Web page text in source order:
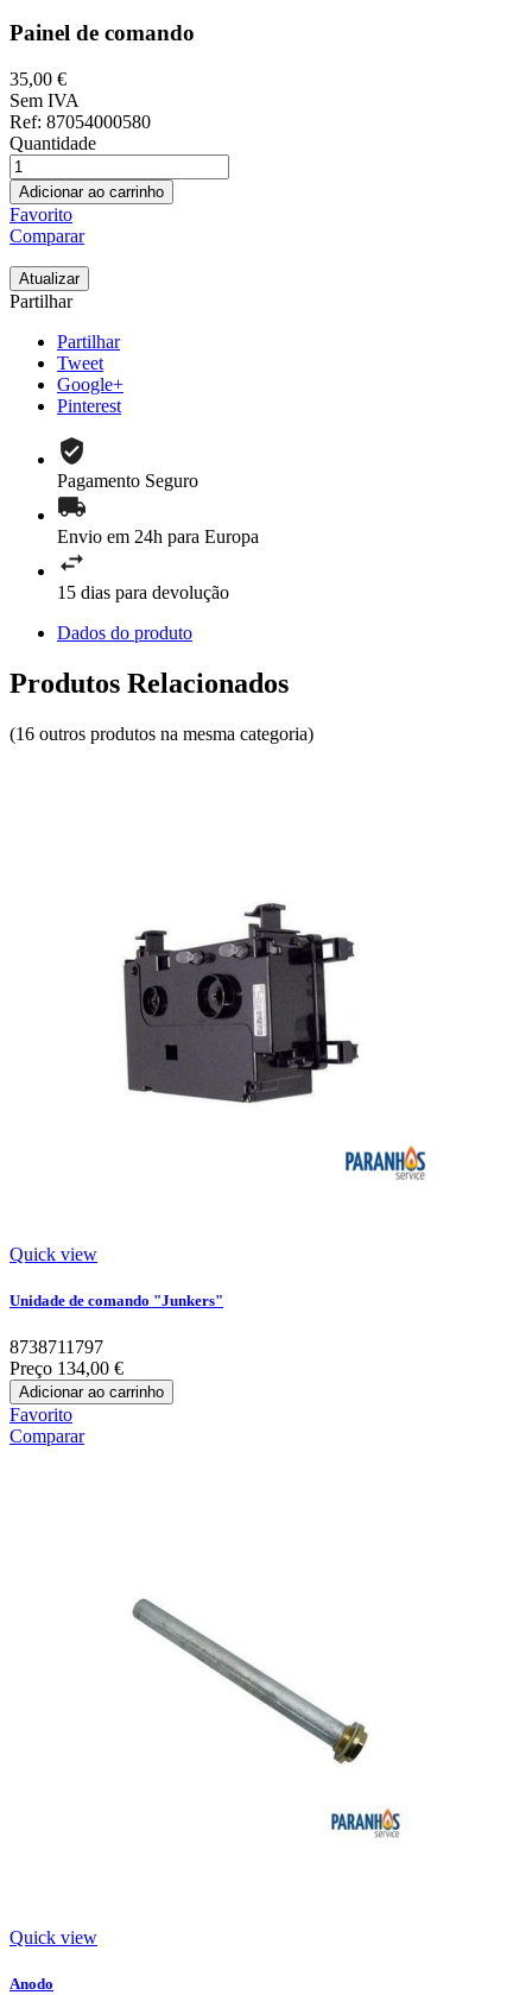
Painel de comando
35,00 €
Sem IVA
Ref: 87054000580
Quantidade
Adicionar ao carrinho
Favorito
Comparar
Partilhar
Partilhar
Tweet
Google+
Pinterest
Pagamento Seguro
Envio em 24h para Europa
15 dias para devolução
Dados do produto
Produtos Relacionados
(16 outros produtos na mesma categoria)
Quick view
Unidade de comando "Junkers"
8738711797
Preço 134,00 €
Adicionar ao carrinho
Favorito
Comparar
Quick view
Anodo